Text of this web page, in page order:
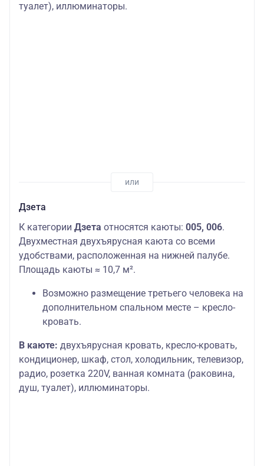
туалет), иллюминаторы.
Дзета
К категории Дзета относятся каюты: 005, 006.
Двухместная двухъярусная каюта со всеми
удобствами, расположенная на нижней палубе.
Площадь каюты ≈ 10,7 м².
Возможно размещение третьего человека на
дополнительном спальном месте – кресло-
кровать.
В каюте: двухъярусная кровать, кресло-кровать,
кондиционер, шкаф, стол, холодильник, телевизор,
радио, розетка 220V, ванная комната (раковина,
душ, туалет), иллюминаторы.